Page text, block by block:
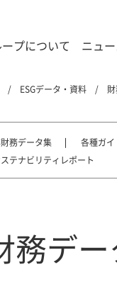
プについて ニュ
ESGデータ・資料
務データ集 各種ガ
テナビリティレポート
務デ